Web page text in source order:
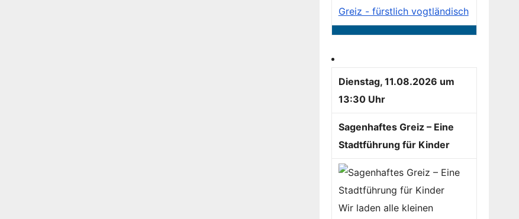
Greiz - fürstlich vogtländisch
Dienstag, 11.08.2026 um
13:30 Uhr
Sagenhaftes Greiz – Eine
Stadtführung für Kinder
Wir laden alle kleinen